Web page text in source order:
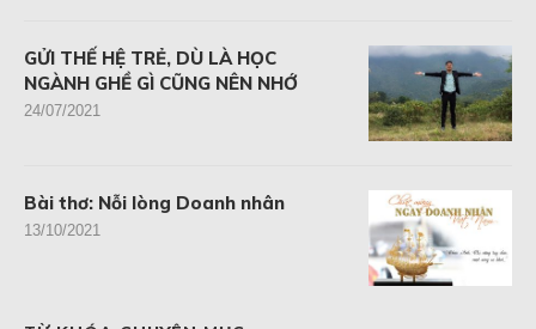
GỬI THẾ HỆ TRẺ, DÙ LÀ HỌC
NGÀNH GHỀ GÌ CŨNG NÊN NHỚ
24/07/2021
Bài thơ: Nỗi lòng Doanh nhân
13/10/2021